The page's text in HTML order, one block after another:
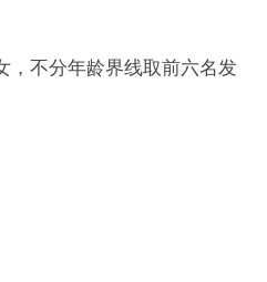
，不分年龄界线取前六名发